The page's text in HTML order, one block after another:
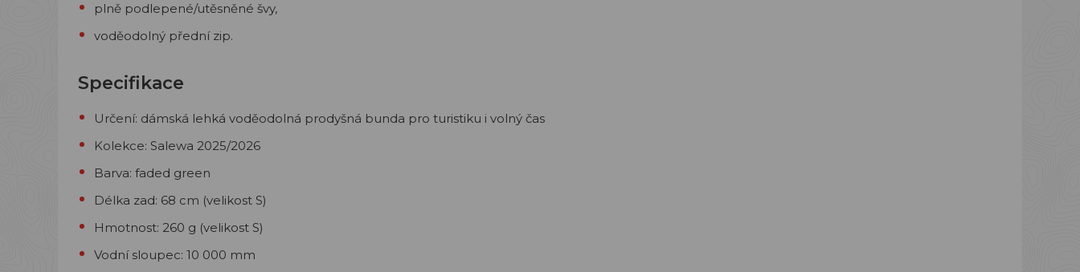
plně podlepené/utěsněné švy,
voděodolný přední zip.
Specifikace
Určení: dámská lehká voděodolná prodyšná bunda pro turistiku i volný čas
Kolekce: Salewa 2025/2026
Barva: faded green
Délka zad: 68 cm (velikost S)
Hmotnost: 260 g (velikost S)
Vodní sloupec: 10 000 mm